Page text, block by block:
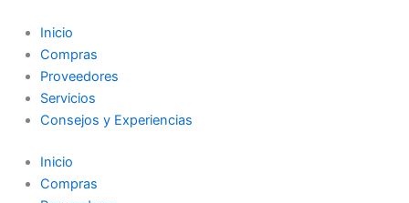
contenido
Inicio
Compras
Proveedores
Servicios
Consejos y Experiencias
Inicio
Compras